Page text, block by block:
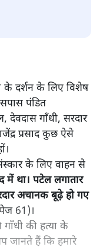
के दर्शन के लिए विशेष
पंडित
गाँधी, सरदार
प्रसाद कुछ ऐसे
के लिए वाहन से
में था। पटेल लगातार
अचानक बूढ़े हो गए
61)।
की हत्या के
जानते हैं कि हमारे